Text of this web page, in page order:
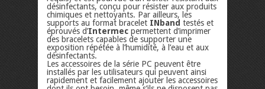
désinfectants, conçu pour résister aux produits
chimiques et nettoyants. Par ailleurs, les
supports au format bracelet INband testés et
éprouvés d’Intermec permettent d’imprimer
des bracelets capables de supporter une
exposition répétée à l’humidité, à l’eau et aux
désinfectants.
Les accessoires de la série PC peuvent être
installés par les utilisateurs qui peuvent ainsi
rapidement et facilement ajouter les accessoires